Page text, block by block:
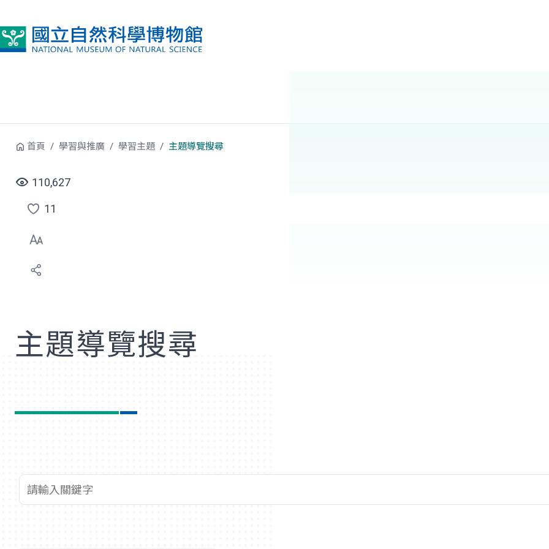
首頁 學習與推廣 學習主題 主題導覽搜尋
110,627
點
選
喜
11
主題導覽搜尋
查詢關鍵字